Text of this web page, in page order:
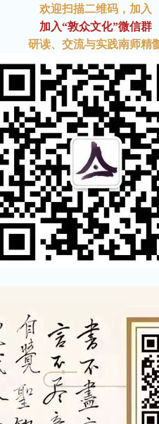
欢迎扫描二维码 ，加入
加入“敦众文化”微信群
研读、交流与实践南师精